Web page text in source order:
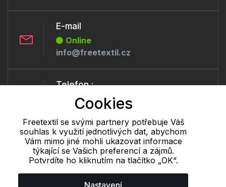
E-mail
Online
info@freetextil.cz
Telefon :
Offline
+420 530 334 460
Cookie - podrobné nastavení| Další informace|Ochrana osobních
Cookies
Freetextil se svými partnery potřebuje Váš
souhlas k využití jednotlivých dat, abychom
Vám mimo jiné mohli ukazovat informace
týkající se Vašich preferencí a zájmů.
Potvrdíte ho kliknutím na tlačítko „OK“.